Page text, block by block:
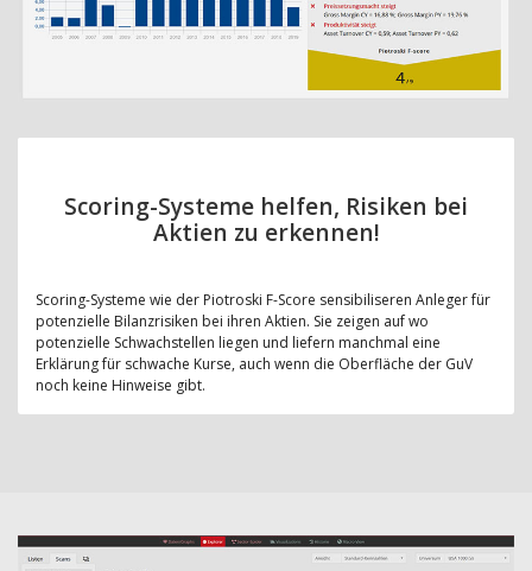
Scoring-Systeme helfen, Risiken bei
Aktien zu erkennen!
Scoring-Systeme wie der Piotroski F-Score sensibiliseren Anleger für
potenzielle Bilanzrisiken bei ihren Aktien. Sie zeigen auf wo
potenzielle Schwachstellen liegen und liefern manchmal eine
Erklärung für schwache Kurse, auch wenn die Oberfläche der GuV
noch keine Hinweise gibt.